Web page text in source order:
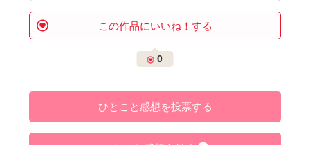
この作品にいいね！する
0
ひとこと感想を投票する